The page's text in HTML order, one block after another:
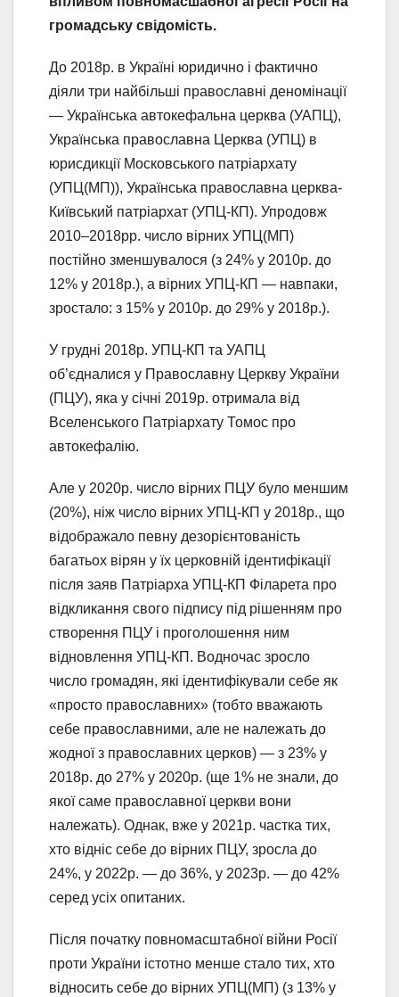
громадську свідомість.
До 2018р. в Україні юридично і фактично
діяли три найбільші православні деномінації
— Українська автокефальна церква (УАПЦ),
Українська православна Церква (УПЦ) в
юрисдикції Московського патріархату
(УПЦ(МП)), Українська православна церква-
Київський патріархат (УПЦ-КП). Упродовж
2010–2018рр. число вірних УПЦ(МП)
постійно зменшувалося (з 24% у 2010р. до
12% у 2018р.), а вірних УПЦ-КП — навпаки,
зростало: з 15% у 2010р. до 29% у 2018р.).
У грудні 2018р. УПЦ-КП та УАПЦ
об’єдналися у Православну Церкву України
(ПЦУ), яка у січні 2019р. отримала від
Вселенського Патріархату Томос про
автокефалію.
Але у 2020р. число вірних ПЦУ було меншим
(20%), ніж число вірних УПЦ-КП у 2018р., що
відображало певну дезорієнтованість
багатьох вірян у їх церковній ідентифікації
після заяв Патріарха УПЦ-КП Філарета про
відкликання свого підпису під рішенням про
створення ПЦУ і проголошення ним
відновлення УПЦ-КП. Водночас зросло
число громадян, які ідентифікували себе як
«просто православних» (тобто вважають
себе православними, але не належать до
жодної з православних церков) — з 23% у
2018р. до 27% у 2020р. (ще 1% не знали, до
якої саме православної церкви вони
належать). Однак, вже у 2021р. частка тих,
хто відніс себе до вірних ПЦУ, зросла до
24%, у 2022р. — до 36%, у 2023р. — до 42%
серед усіх опитаних.
Після початку повномасштабної війни Росії
проти України істотно менше стало тих, хто
відносить себе до вірних УПЦ(МП) (з 13% у